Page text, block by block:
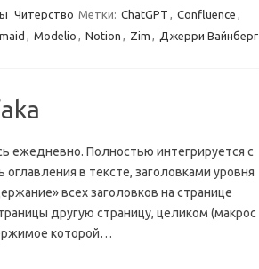
Читерство Метки: ChatGPT , Confluence ,
, Modelio , Notion , Zim , Джерри Вайнберг
ежедневно. Полностью интегрируется с
в тексте, заголовками уровня
всех заголовков на странице
другую страницу, целиком (макрос
которой…